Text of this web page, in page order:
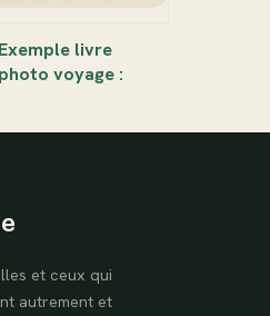
Exemple livre
photo voyage :
et ceux qui
autrement et